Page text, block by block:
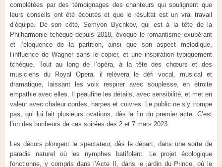
complétées par des témoignages des chanteurs qui soulignent que
leurs conseils ont été écoutés et que le résultat est un vrai travail
d’équipe. De son côté, Semyon Bychkov, qui est à la tête de la
Philharmonie tchèque depuis 2018, évoque le romantisme exubérant
et l’éloquence de la partition, ainsi que son aspect mélodique,
l’influence de Wagner sans le copier, et une inspiration typiquement
tchèque. Tout au long de l’opéra, à la tête des chœurs et des
musiciens du Royal Opera, il relèvera le défi vocal, musical et
dramatique, laissant les voix respirer avec souplesse, en étroite
empathie avec elles. Il peaufine les détails, avec sensibilité, et met en
valeur avec chaleur cordes, harpes et cuivres. Le public ne s’y trompe
pas, qui lui fait plusieurs ovations, dès la fin du premier acte. C’est
l’un des bonheurs de ces soirées des 2 et 7 mars 2023.
Les décors plongent le spectateur, dès le départ, dans une sorte de
paradis naturel où les nymphes batifolent. Le projet écologique
fonctionne, y compris dans l’Acte II, dans le jardin du Prince, où le